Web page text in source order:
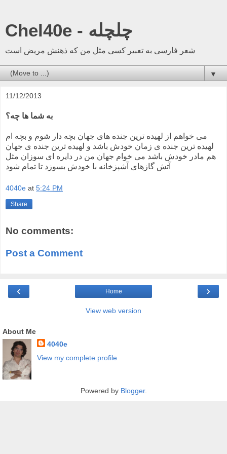
Chel40e - چلچله
شعر فارسی به تعبیر کسی مثل من که ذهنش مریض است
▼
11/12/2013
به شما ها چه؟
می خواهم از لهیده ترین جنده های جهان بچه دار شوم و بچه ام
لهیده ترین جنده ی زمان خودش باشد و لهیده ترین جنده ی جهان
هم مادر خودش باشد می خوام جهان من در دایره ای سوزان مثل
آتش گازهای آشپزخانه با خودش بسوزد تا تمام شود
4040e at 5:24 PM
Share
No comments:
Post a Comment
‹ ›
Home
View web version
About Me
4040e
View my complete profile
Powered by Blogger.